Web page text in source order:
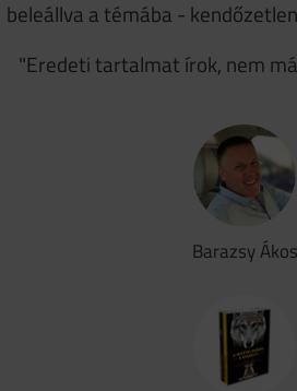
beleállva a témába -
"Eredeti tartalmat írok, nem
Barazsy Ákos